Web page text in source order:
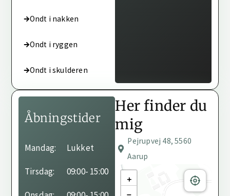
Ondt i nakken
Ondt i ryggen
Ondt i skulderen
Åbningstider
Mandag: Lukket
Tirsdag: 09:00- 15:00
Behandleren har ikke
angivet sine
åbningstider endnu.
Her finder du
mig
Pejrupvej 48, 5560
Aarup
+